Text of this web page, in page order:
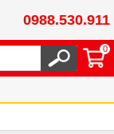
0988.530.911
0